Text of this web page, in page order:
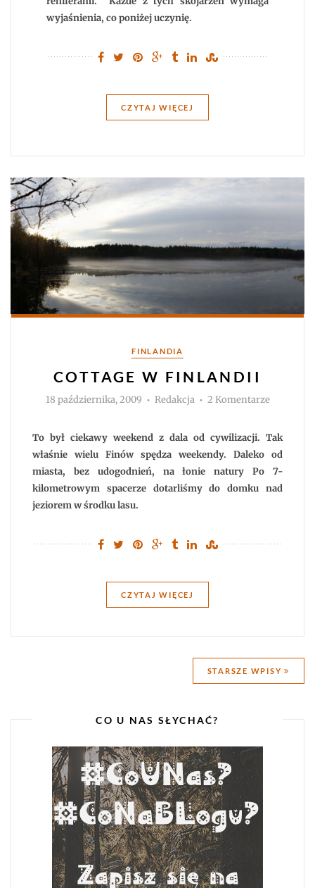
wyjaśnienia, co poniżej uczynię.
CZYTAJ WIĘCEJ
Kategorie
FINLANDIA
COTTAGE W FINLANDII
18 października, 2009 Autor
Redakcja 2 Komentarzedo
To był ciekawy weekend z dala od cywilizacji. Tak
właśnie wielu Finów spędza weekendy. Daleko od
miasta, bez udogodnień, na łonie natury Po 7-
kilometrowym spacerze dotarliśmy do domku nad
jeziorem w środku lasu.
CZYTAJ WIĘCEJ
STARSZE WPISY
CO U NAS SŁYCHAĆ?